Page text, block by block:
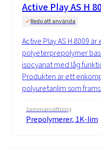
Active Play AS H
Redo att använda
Active Play AS H 8009 är
polyeterprepolymer
isocyanat med låg
Produkten är ett
polyuretanlim som
Sammansättning
Prepolymerer, 1K-lim